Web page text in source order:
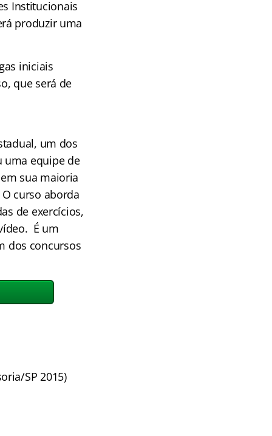
Institucionais
produzir uma
iniciais
que será de
um dos
uma equipe de
sua maioria
curso aborda
de exercícios,
É um
dos concursos
SP 2015)